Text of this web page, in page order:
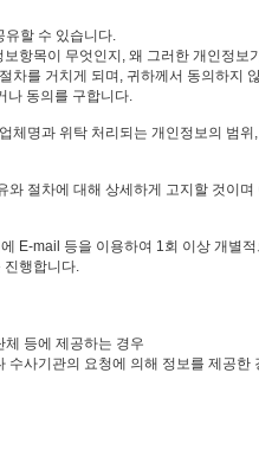
유할 수 있습니다.
항목이 무엇인지, 왜 그러한 개인정보
를 거치게 되며, 귀하께서 동의하지
나 동의를 구합니다.
명과 위탁 처리되는 개인정보의 범
절차에 대해 상세하게 고지할 것이
E-mail 등을 이용하여 1회 이상 개별
진행합니다.
등에 제공하는 경우
사기관의 요청에 의해 정보를 제공한